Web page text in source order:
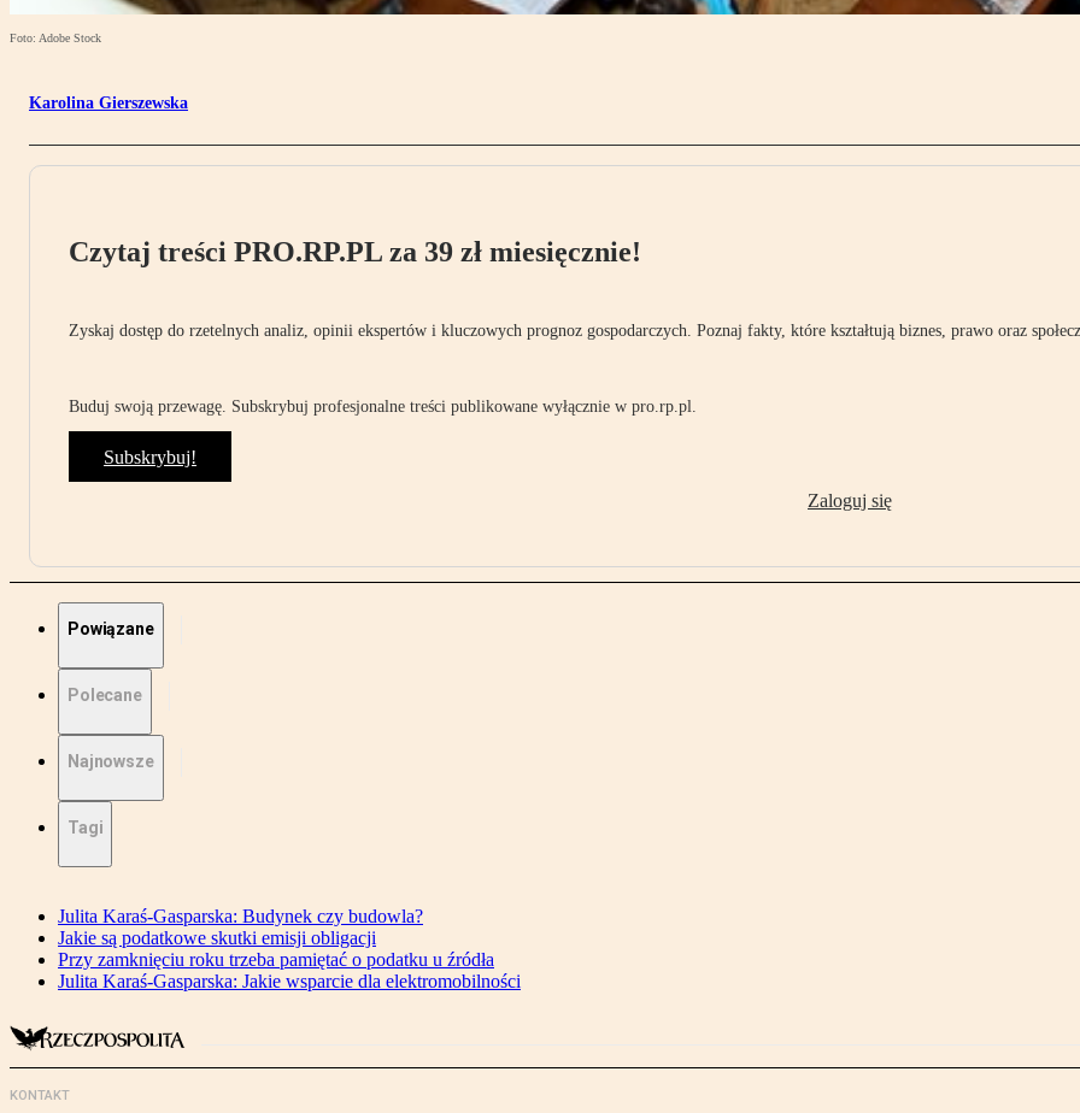
Foto: Adobe Stock
Karolina Gierszewska
Czytaj treści PRO.RP.PL za 39 zł miesięcznie!
Zyskaj dostęp do rzetelnych analiz, opinii ekspertów i kluczowych prognoz gospodarczych. Poznaj fakty, które kształtują biznes, prawo oraz
Buduj swoją przewagę. Subskrybuj profesjonalne treści publikowane wyłącznie w pro.rp.pl.
Subskrybuj!
Zaloguj się
Powiązane
Polecane
Najnowsze
Tagi
Julita Karaś-Gasparska: Budynek czy budowla?
Jakie są podatkowe skutki emisji obligacji
Przy zamknięciu roku trzeba pamiętać o podatku u źródła
Julita Karaś-Gasparska: Jakie wsparcie dla elektromobilności
KONTAKT